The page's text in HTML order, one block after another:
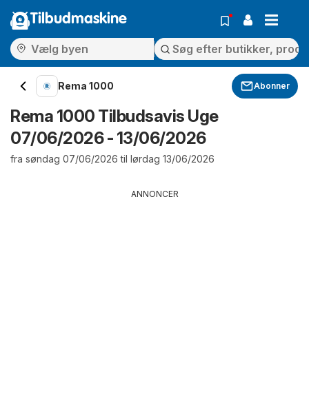
Tilbudmaskine
Rema 1000 Abonner
Rema 1000 Tilbudsavis Uge
07/06/2026 - 13/06/2026
fra søndag 07/06/2026 til lørdag 13/06/2026
ANNONCER